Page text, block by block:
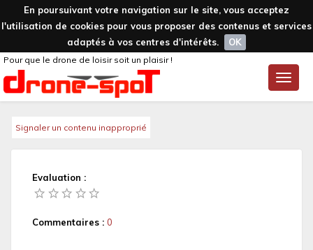
En poursuivant votre navigation sur le site, vous acceptez
l'utilisation de cookies pour vous proposer des contenus et services
adaptés à vos centres d'intérêts.
OK
Toggle
Pour que le drone de loisir soit un plaisir !
Signaler un contenu inapproprié
Evaluation :
Commentaires : 0